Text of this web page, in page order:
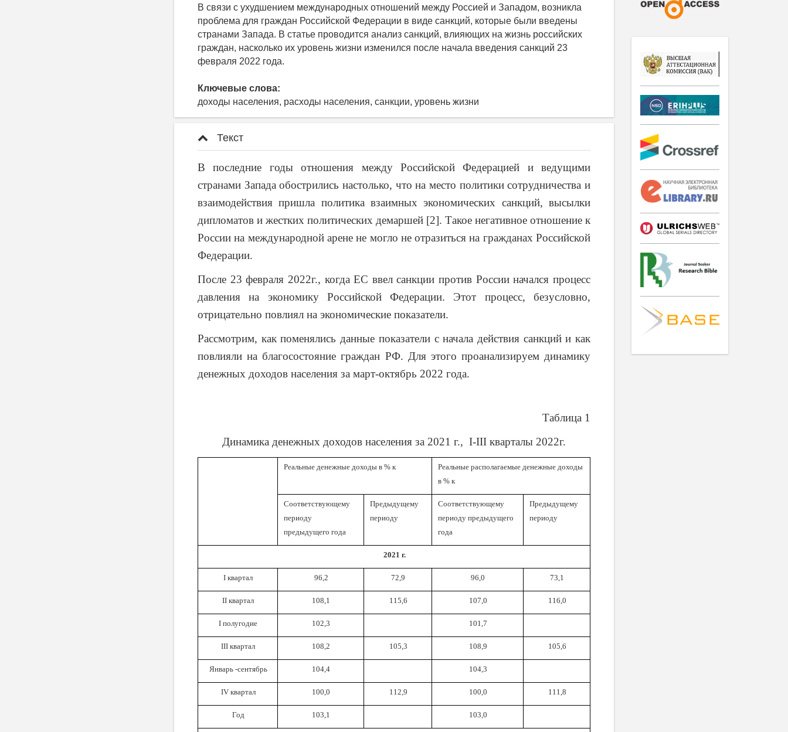
В связи с ухудшением международных отношений между Россией и Западом, возникла
проблема для граждан Российской Федерации в виде санкций, которые были введены
странами Запада. В статье проводится анализ санкций, влияющих на жизнь российских
граждан, насколько их уровень жизни изменился после начала введения санкций 23
февраля 2022 года.
Ключевые слова:
доходы населения, расходы населения, санкции, уровень жизни
Текст
В последние годы отношения между Российской Федерацией и ведущими
странами Запада обострились настолько, что на место политики сотрудничества и
взаимодействия пришла политика взаимных экономических санкций, высылки
дипломатов и жестких политических демаршей [2]. Такое негативное отношение к
России на международной арене не могло не отразиться на гражданах Российской
Федерации.
После 23 февраля 2022г., когда ЕС ввел санкции против России начался процесс
давления на экономику Российской Федерации. Этот процесс, безусловно,
отрицательно повлиял на экономические показатели.
Рассмотрим, как поменялись данные показатели с начала действия санкций и как
повлияли на благосостояние граждан РФ. Для этого проанализируем динамику
денежных доходов населения за март-октябрь 2022 года.
Таблица 1
Динамика денежных доходов населения за 2021 г., I-III кварталы 2022г.
Реальные денежные доходы в % к
Реальные располагаемые денежные доходы
в % к
Соответствующему
периоду
предыдущего года
Предыдущему
периоду
Соответствующему
периоду предыдущего
года
Предыдущему
периоду
2021 г.
I квартал 96,2 72,9 96,0 73,1
II квартал 108,1 115,6 107,0 116,0
I полугодие 102,3 101,7
III квартал 108,2 105,3 108,9 105,6
Январь -сентябрь 104,4 104,3
IV квартал 100,0 112,9 100,0 111,8
Год 103,1 103,0